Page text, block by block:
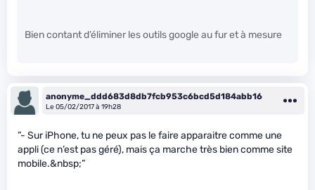
Bien contant d’éliminer les outils google au fur et à mesure
anonyme_ddd683d8db7fcb953c6bcd5d184abb16
Le 05/02/2017 à 19h28
”- Sur iPhone, tu ne peux pas le faire apparaitre comme une
appli (ce n’est pas géré), mais ça marche très bien comme site
mobile.&nbsp;”